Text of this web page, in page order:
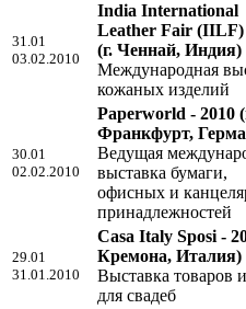
31.01
03.02.2010
India International
Leather Fair (IILF)
(г. Ченнай, Индия)
Международная
кожаных изделий
30.01
02.02.2010
Paperworld - 2010
Франкфурт,
Ведущая
выставка бумаги,
офисных и
принадлежностей
29.01
31.01.2010
Casa Italy Sposi -
Кремона, Италия)
Выставка товаров
для свадеб